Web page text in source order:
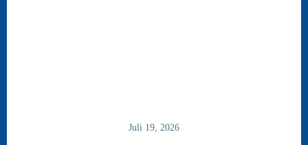
Juli 19, 2026